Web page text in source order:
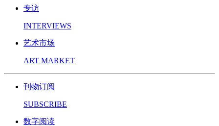
专访
INTERVIEWS
艺术市场
ART MARKET
刊物订阅
SUBSCRIBE
数字阅读